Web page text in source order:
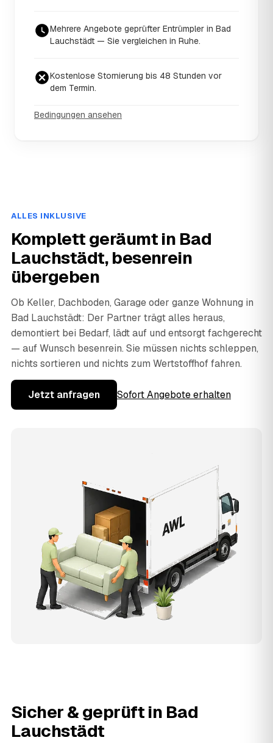
Mehrere Angebote geprüfter Entrümpler in Bad
Lauchstädt — Sie vergleichen in Ruhe.
Kostenlose Stornierung bis 48 Stunden vor
dem Termin.
Bedingungen ansehen
ALLES INKLUSIVE
Komplett geräumt in Bad
Lauchstädt, besenrein
übergeben
Ob Keller, Dachboden, Garage oder ganze Wohnung in
Bad Lauchstädt: Der Partner trägt alles heraus,
demontiert bei Bedarf, lädt auf und entsorgt fachgerecht
— auf Wunsch besenrein. Sie müssen nichts schleppen,
nichts sortieren und nichts zum Wertstoffhof fahren.
Jetzt anfragen Sofort Angebote erhalten
Sicher & geprüft in Bad
Lauchstädt